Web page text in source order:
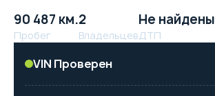
90 487 км.
Пробег
2
Владельцев
Не найдены
ДТП
VIN Проверен